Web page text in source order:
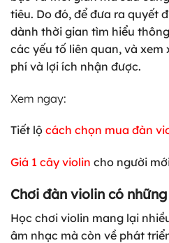
tiêu. Do đó, để đưa ra quyết
dành thời gian tìm hiểu
các yếu tố liên quan, và
phí và lợi ích nhận được.
Xem ngay:
Tiết lộ cách chọn mua đàn
Giá 1 cây violin cho người
Chơi đàn violin có
Học chơi violin mang lại
âm nhạc mà còn về phát